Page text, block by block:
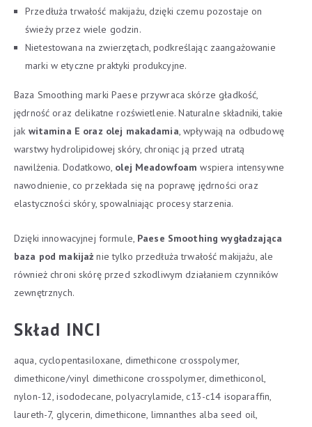
Przedłuża trwałość makijażu, dzięki czemu pozostaje on
świeży przez wiele godzin.
Nietestowana na zwierzętach, podkreślając zaangażowanie
marki w etyczne praktyki produkcyjne.
Baza Smoothing marki Paese przywraca skórze gładkość,
jędrność oraz delikatne rozświetlenie. Naturalne składniki, takie
jak witamina E oraz olej makadamia, wpływają na odbudowę
warstwy hydrolipidowej skóry, chroniąc ją przed utratą
nawilżenia. Dodatkowo, olej Meadowfoam wspiera intensywne
nawodnienie, co przekłada się na poprawę jędrności oraz
elastyczności skóry, spowalniając procesy starzenia.
Dzięki innowacyjnej formule, Paese Smoothing wygładzająca
baza pod makijaż nie tylko przedłuża trwałość makijażu, ale
również chroni skórę przed szkodliwym działaniem czynników
zewnętrznych.
Skład INCI
aqua, cyclopentasiloxane, dimethicone crosspolymer,
dimethicone/vinyl dimethicone crosspolymer, dimethiconol,
nylon-12, isododecane, polyacrylamide, c13-c14 isoparaffin,
laureth-7, glycerin, dimethicone, limnanthes alba seed oil,